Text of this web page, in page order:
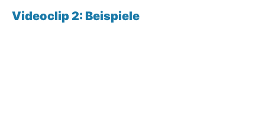
Videoclip 2: Beispiele